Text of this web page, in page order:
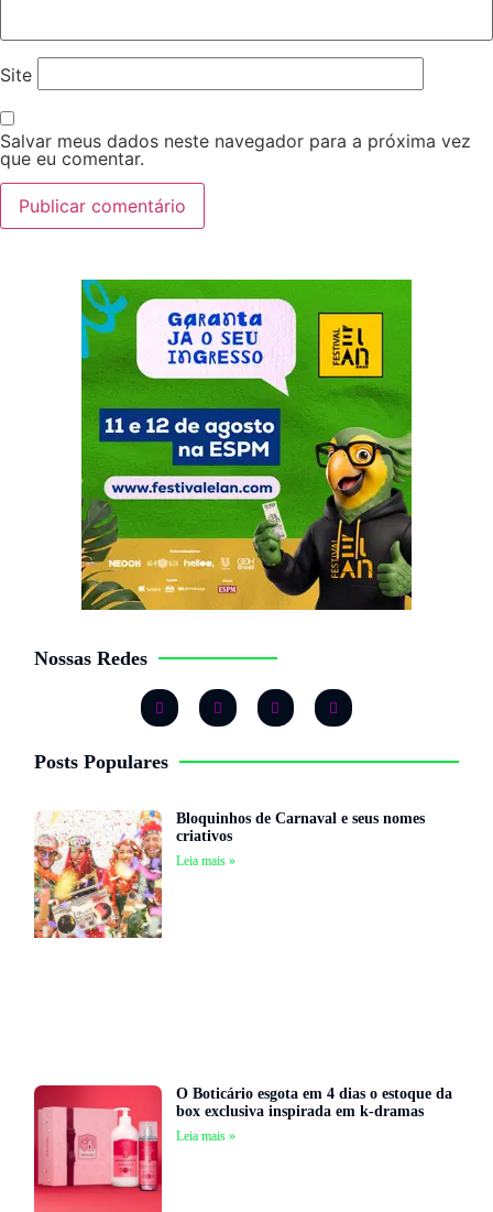
Site
Salvar meus dados neste navegador para a próxima vez
que eu comentar.
Nossas Redes
Posts Populares
Bloquinhos de Carnaval e seus nomes
criativos
Leia mais »
O Boticário esgota em 4 dias o estoque da
box exclusiva inspirada em k-dramas
Leia mais »